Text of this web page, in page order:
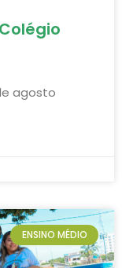
agosto
ENSINO MÉDIO